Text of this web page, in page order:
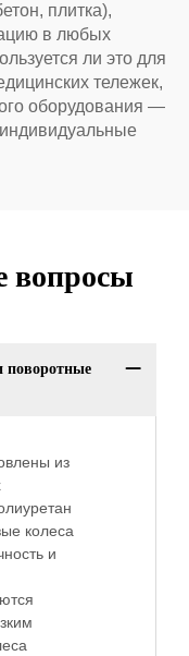
плитка),
в любых
ли это для
тележек,
оборудования —
вопросы
поворотные
из
колеса
и